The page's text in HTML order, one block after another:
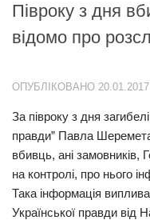
Дніпро
Львів
Харків
Донбас
Одеса
Схід
Прикарпаття
Півроку з дня
відомо про
ОПУБЛІКОВАНО 20.01.2017
За півроку з дня
правди” Павла
вбивць, ані замовників,
на контролі, про нього
Така інформація
Української правди від